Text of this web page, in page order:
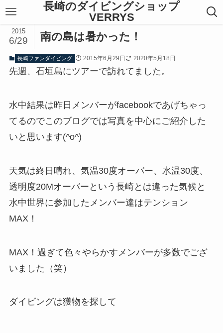
長崎のダイビングショップ
VERRYS
南の島は暑かった！
2015
6/29
長崎ファンダイビング 2015年6月29日 2020年5月18日
先週、石垣島にツアーで訪れてました。
水中結果は昨日メンバーがfacebookであげちゃっ
てるのでこのブログでは写真を中心にご紹介した
いと思います(^o^)
天気は終日晴れ、気温30度オーバー、水温30度、
透明度20Mオーバーという長崎とは違った気候と
水中世界に参加したメンバー達はテンション
MAX！
MAX！過ぎて色々やらかすメンバーが多数でござ
いました（笑）
ダイビングは獲物を探して